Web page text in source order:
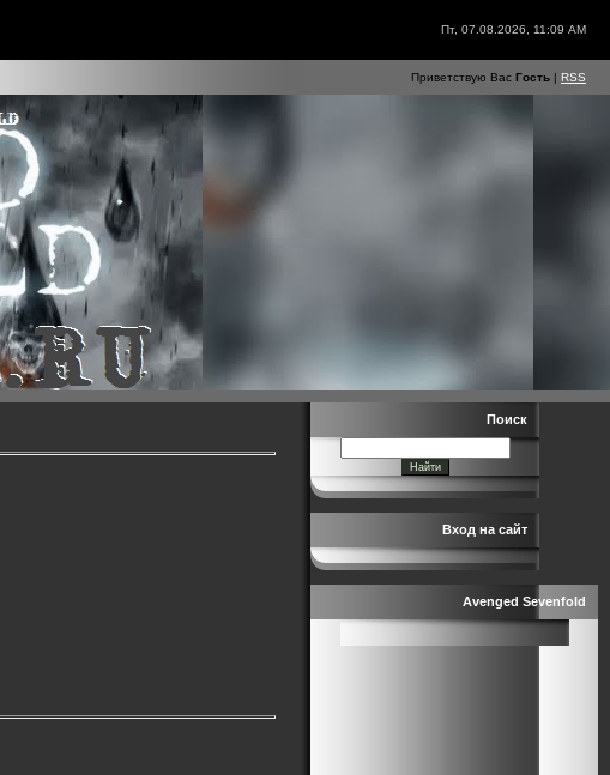
Пт, 07.08.2026, 11:09 AM
Приветствую Вас Гость | RSS
Поиск
Вход на сайт
Avenged Sevenfold